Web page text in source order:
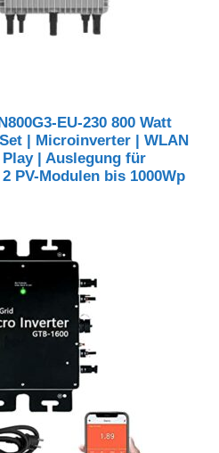
EU-230 800 Watt
| Microinverter | WLAN
| Auslegung für
PV-Modulen bis 1000Wp